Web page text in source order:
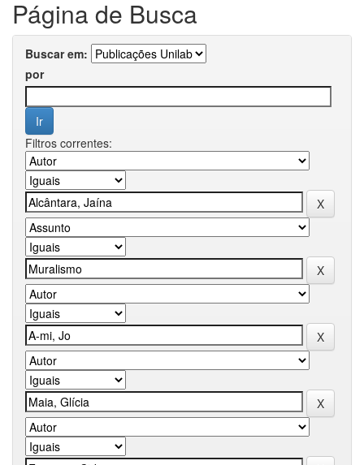
Página de Busca
Buscar em:
por
Filtros correntes: